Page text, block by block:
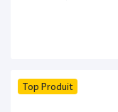
Top Produit